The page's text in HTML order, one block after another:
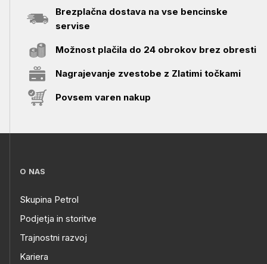
Brezplačna dostava na vse bencinske
servise
Možnost plačila do 24 obrokov brez obresti
Nagrajevanje zvestobe z Zlatimi točkami
Povsem varen nakup
O NAS
Skupina Petrol
Podjetja in storitve
Trajnostni razvoj
Kariera